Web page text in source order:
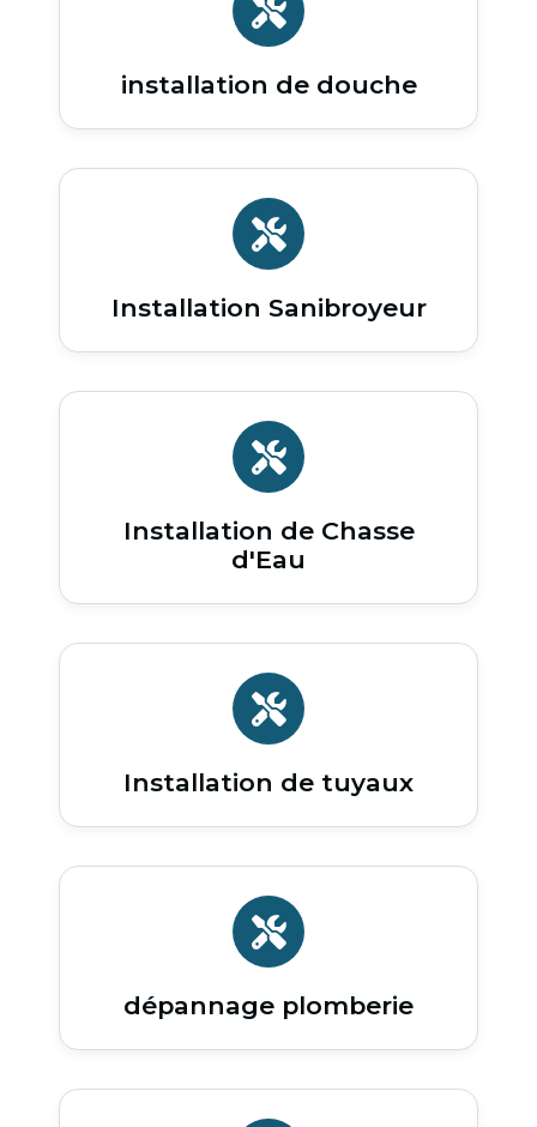
installation de douche
Installation Sanibroyeur
Installation de Chasse
d'Eau
Installation de tuyaux
dépannage plomberie